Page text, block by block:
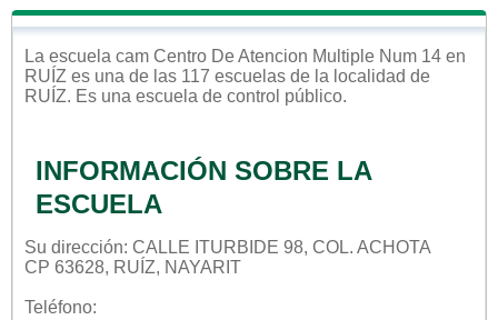
La escuela cam Centro De Atencion Multiple Num 14 en
RUÍZ es una de las 117 escuelas de la localidad de
RUÍZ. Es una escuela de control público.
INFORMACIÓN SOBRE LA
ESCUELA
Su dirección: CALLE ITURBIDE 98, COL. ACHOTA
CP 63628, RUÍZ, NAYARIT
Teléfono: